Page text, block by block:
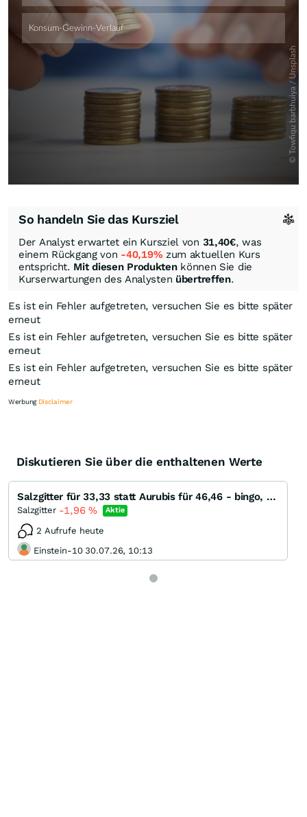
So handeln Sie das Kursziel
Der Analyst erwartet ein Kursziel von 31,40€, was
einem Rückgang von -40,19% zum aktuellen Kurs
entspricht. Mit diesen Produktenkönnen Sie die
Kurserwartungen des Analysten übertreffen.
Es ist ein Fehler aufgetreten, versuchen Sie es bitte später
erneut
Es ist ein Fehler aufgetreten, versuchen Sie es bitte später
erneut
Es ist ein Fehler aufgetreten, versuchen Sie es bitte später
erneut
Knock-Out-Suche
Optionsschein-Suche
Zertifikate-Suche
Werbung Disclaimer
Diskutieren Sie über die enthaltenen Werte
Salzgitter für 33,33 statt Aurubis für 46,46 - bingo, bingo, bingo!
Salzgitter -1,96 % Aktie
2 Aufrufe heute
Einstein-10 30.07.26, 10:13